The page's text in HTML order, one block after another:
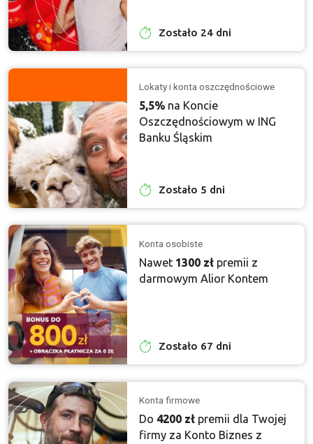
Zostało 24 dni
Lokaty i konta oszczędnościowe
5,5% na Koncie
Oszczędnościowym w ING
Banku Śląskim
Zostało 5 dni
Konta osobiste
Nawet 1300 zł premii z
darmowym Alior Kontem
Zostało 67 dni
Konta firmowe
Do 4200 zł premii dla Twojej
firmy za Konto Biznes z